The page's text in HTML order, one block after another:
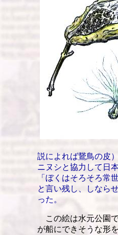
説によれば鵞鳥の皮
ニヌシと協力して日
「ぼくはそろそろ常
と言い残し、しなら
った。
この絵は水元公園
が船にできそうな形